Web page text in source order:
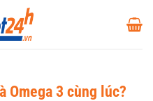
Omega 3 cùng lúc?